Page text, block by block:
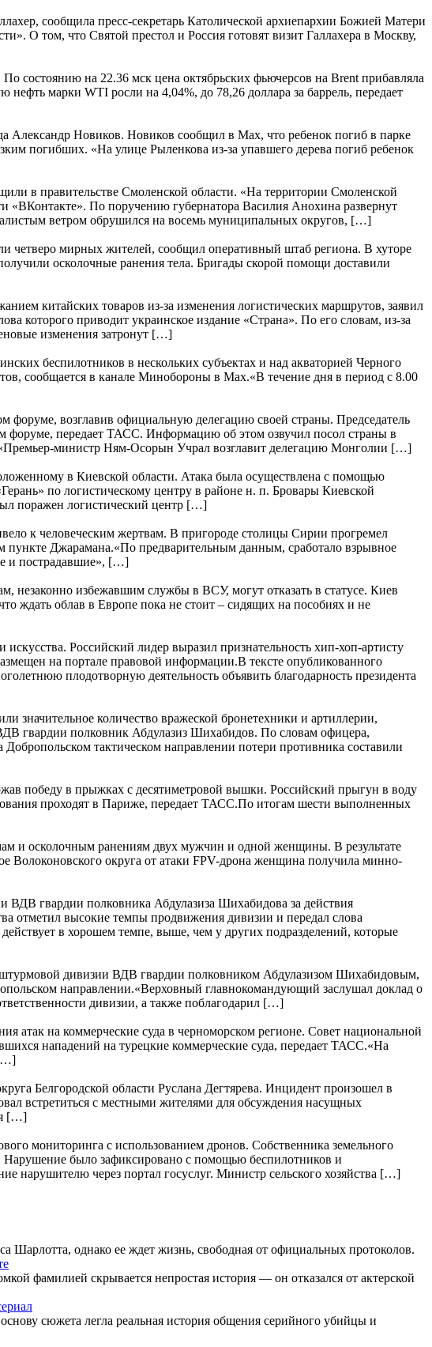
сообщила пресс-секретарь Католической архиепархии Божией Матери
О том, что Святой престол и Россия готовят визит Галлахера в Москву,
состоянию на 22.36 мск цена октябрьских фьючерсов на Brent прибавляла
нефть марки WTI росли на 4,04%, до 78,26 доллара за баррель, передает
Александр Новиков. Новиков сообщил в Мах, что ребенок погиб в парке
погибших. «На улице Рыленкова из-за упавшего дерева погиб ребенок
в правительстве Смоленской области. «На территории Смоленской
«ВКонтакте». По поручению губернатора Василия Анохина развернут
ветром обрушился на восемь муниципальных округов, […]
четверо мирных жителей, сообщил оперативный штаб региона. В хуторе
осколочные ранения тела. Бригады скорой помощи доставили
китайских товаров из-за изменения логистических маршрутов, заявил
которого приводит украинское издание «Страна». По его словам, из-за
изменения затронут […]
беспилотников в нескольких субъектах и над акваторией Черного
сообщается в канале Минобороны в Max.«В течение дня в период с 8.00
возглавив официальную делегацию своей страны. Председатель
форуме, передает ТАСС. Информацию об этом озвучил посол страны в
министр Ням-Осорын Учрал возглавит делегацию Монголии […]
в Киевской области. Атака была осуществлена с помощью
по логистическому центру в районе н. п. Бровары Киевской
поражен логистический центр […]
к человеческим жертвам. В пригороде столицы Сирии прогремел
пункте Джарамана.«По предварительным данным, сработало взрывное
и пострадавшие», […]
незаконно избежавшим службы в ВСУ, могут отказать в статусе. Киев
ждать облав в Европе пока не стоит – сидящих на пособиях и не
Российский лидер выразил признательность хип-хоп-артисту
на портале правовой информации.В тексте опубликованного
плодотворную деятельность объявить благодарность президента
значительное количество вражеской бронетехники и артиллерии,
гвардии полковник Абдулазиз Шихабидов. По словам офицера,
тактическом направлении потери противника составили
победу в прыжках с десятиметровой вышки. Российский прыгун в воду
проходят в Париже, передает ТАСС.По итогам шести выполненных
и осколочным ранениям двух мужчин и одной женщины. В результате
округа от атаки FPV-дрона женщина получила минно-
ВДВ гвардии полковника Абдулазиза Шихабидова за действия
отметил высокие темпы продвижения дивизии и передал слова
в хорошем темпе, выше, чем у других подразделений, которые
дивизии ВДВ гвардии полковником Абдулазизом Шихабидовым,
направлении.«Верховный главнокомандующий заслушал доклад о
дивизии, а также поблагодарил […]
атак на коммерческие суда в черноморском регионе. Совет национальной
нападений на турецкие коммерческие суда, передает ТАСС.«На
[…]
Белгородской области Руслана Дегтярева. Инцидент произошел в
встретиться с местными жителями для обсуждения насущных
[…]
мониторинга с использованием дронов. Собственника земельного
Нарушение было зафиксировано с помощью беспилотников и
нарушителю через портал госуслуг. Министр сельского хозяйства […]
однако ее ждет жизнь, свободная от официальных протоколов.
фамилией скрывается непростая история — он отказался от актерской
сюжета легла реальная история общения серийного убийцы и